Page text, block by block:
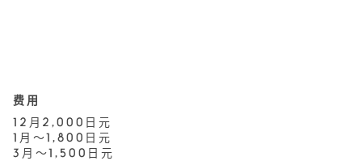
费用
12月2,000日元
1月～1,800日元
3月～1,500日元